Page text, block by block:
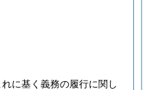
に基く義務の履行に関し